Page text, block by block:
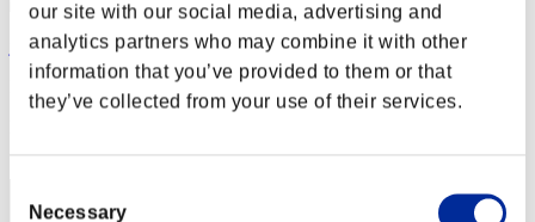
our site with our social media, advertising and
analytics partners who may combine it with other
information that you’ve provided to them or that
they’ve collected from your use of their services.
Selection
Necessary
jow2020
Puntos:Lv:1/03'06"02